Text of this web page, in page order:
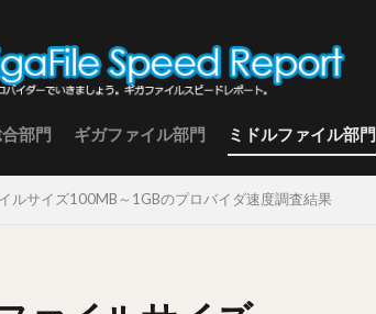
部門 ギガファイル部門 ミドルファイル部門
ルサイズ100MB～1GBのプロバイダ速度調査結果